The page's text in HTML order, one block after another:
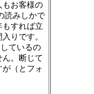
もお客様の
読みしかで
もすれば立
りです。
ているの
。断じて
（とフォ